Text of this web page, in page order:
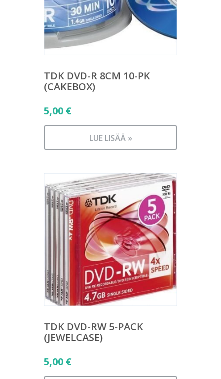
TDK DVD-R 8CM 10-PK
(CAKEBOX)
5,00 €
LUE LISÄÄ »
TDK DVD-RW 5-PACK
(JEWELCASE)
5,00 €